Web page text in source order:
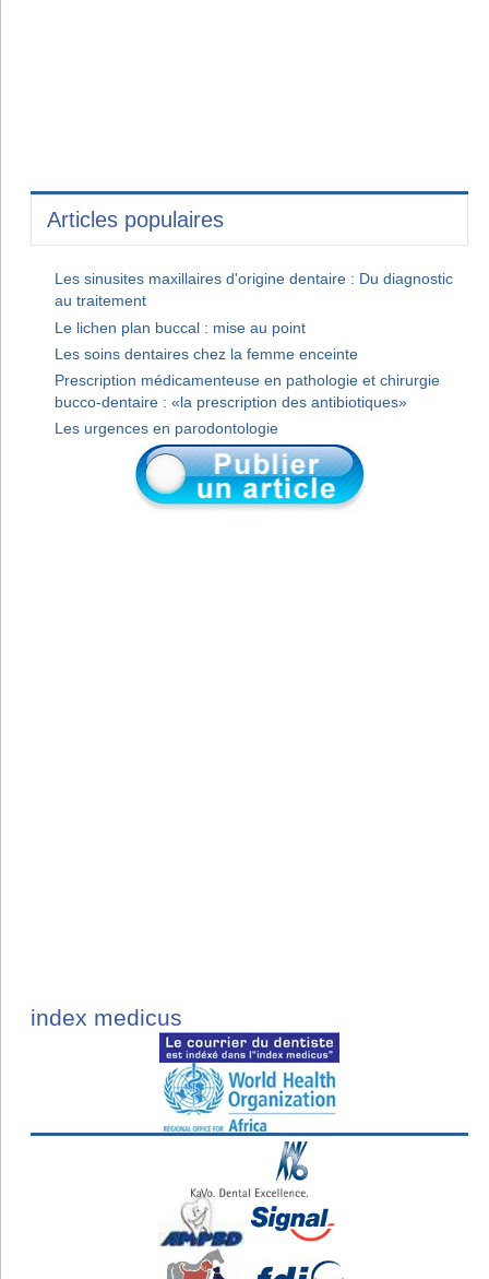
Articles populaires
Les sinusites maxillaires d'origine dentaire : Du diagnostic
au traitement
Le lichen plan buccal : mise au point
Les soins dentaires chez la femme enceinte
Prescription médicamenteuse en pathologie et chirurgie
bucco-dentaire : «la prescription des antibiotiques»
Les urgences en parodontologie
index medicus